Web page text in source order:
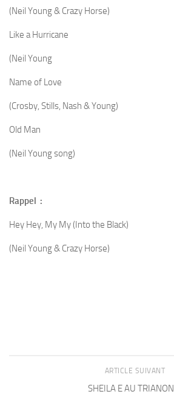
(Neil Young & Crazy Horse)
Like a Hurricane
(Neil Young
Name of Love
(Crosby, Stills, Nash & Young)
Old Man
(Neil Young song)
Rappel :
Hey Hey, My My (Into the Black)
(Neil Young & Crazy Horse)
ARTICLE SUIVANT
SHEILA E AU TRIANON